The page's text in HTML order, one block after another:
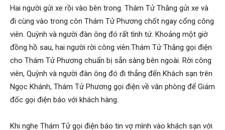
phong
tham
Hai người gửi xe rồi vào bên trong. Thám Tử Thắng gửi xe và
đi cùng vào trong còn Thám Tử Phương chốt ngay cổng công
viên. Quỳnh và người đàn ông đó rất tình tứ. Khoảng một giờ
đồng hồ sau, hai người rời công viên.Thám Tử Thắng gọi điện
cho Thám Tử Phương chuẩn bị sẵn sàng bên ngoài. Rời công
viên, Quỳnh và người đàn ông đó đi thẳng đến Khách sạn trên
Ngọc Khánh, Thám Tử Phương gọi điện về văn phòng để Giám
đốc gọi điện báo với khách hàng.
Khi nghe Thám Tử gọi điện báo tin vợ mình vào khách sạn với